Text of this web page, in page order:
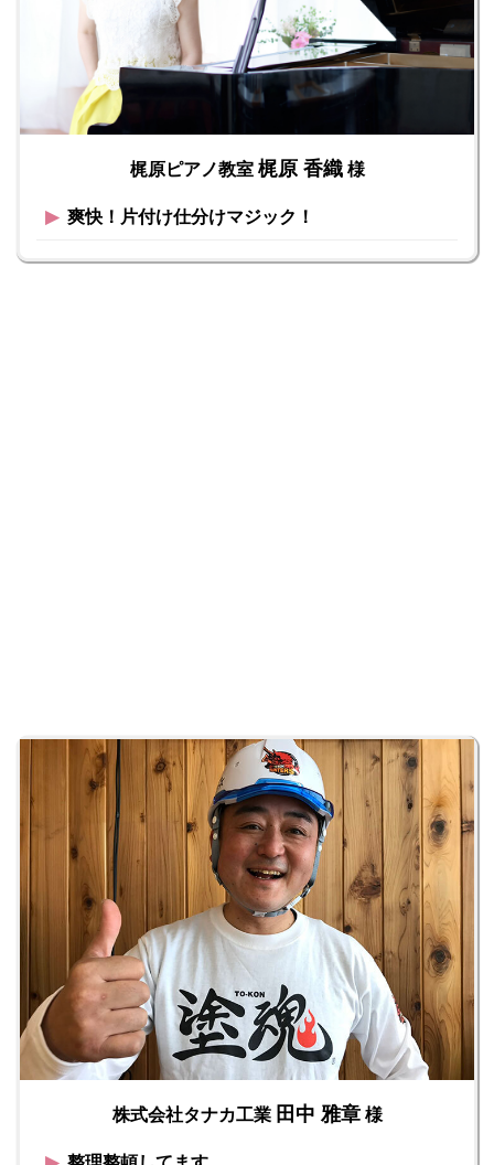
梶原ピアノ教室梶原 香織様
▶︎ 爽快！片付け仕分けマジック！
株式会社タナカ工業 田中 雅章様